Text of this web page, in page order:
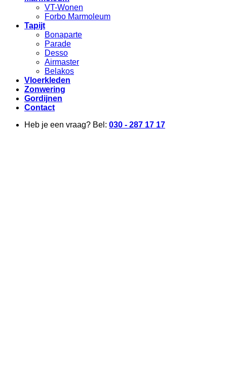
VT-Wonen
Forbo Marmoleum
Tapijt
Bonaparte
Parade
Desso
Airmaster
Belakos
Vloerkleden
Zonwering
Gordijnen
Contact
Heb je een vraag? Bel: 030 - 287 17 17